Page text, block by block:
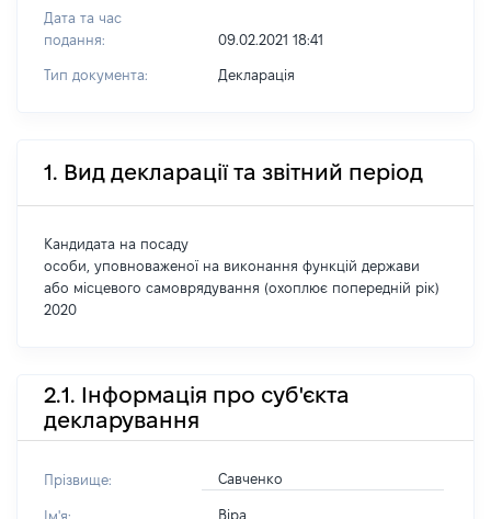
Дата та час
подання:
09.02.2021 18:41
Тип документа: Декларація
1. Вид декларації та звітний період
Кандидата на посаду
особи, уповноваженої на виконання функцій держави
або місцевого самоврядування (охоплює попередній рік)
2020
2.1. Інформація про суб'єкта
декларування
Прізвище: Савченко
Ім'я: Віра